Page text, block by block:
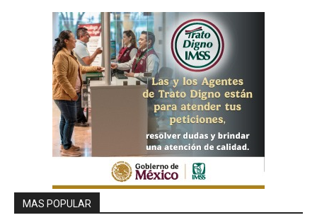
MAS POPULAR